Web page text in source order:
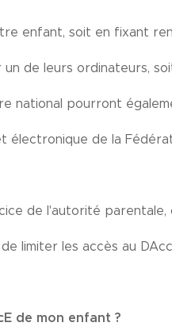
enfant, soit en fixant
de leurs ordinateurs,
national pourront
électronique de la
de l'autorité parentale,
limiter les accès au
de mon enfant ?